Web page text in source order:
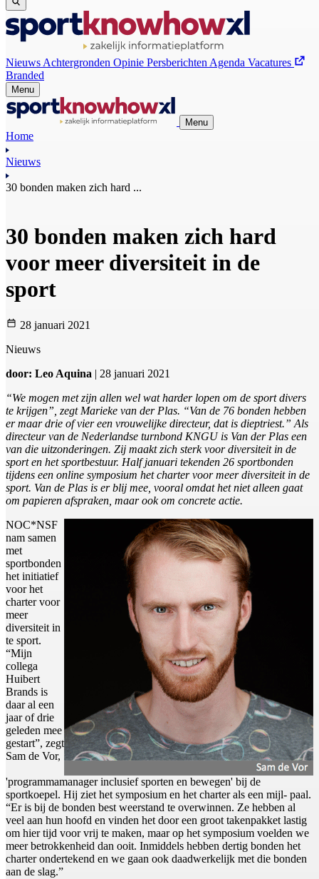
Nieuws Achtergronden Opinie Persberichten Agenda Vacatures
Branded
Menu
Menu
Home
Nieuws
30 bonden maken zich hard ...
30 bonden maken zich hard
voor meer diversiteit in de
sport
28 januari 2021
Nieuws
door: Leo Aquina | 28 januari 2021
“We mogen met zijn allen wel wat harder lopen om de sport divers
te krijgen”, zegt Marieke van der Plas. “Van de 76 bonden hebben
er maar drie of vier een vrouwelijke directeur, dat is dieptriest.” Als
directeur van de Nederlandse turnbond KNGU is Van der Plas een
van die uitzonderingen. Zij maakt zich sterk voor diversiteit in de
sport en het sportbestuur. Half januari tekenden 26 sportbonden
tijdens een online symposium het charter voor meer diversiteit in de
sport. Van de Plas is er blij mee, vooral omdat het niet alleen gaat
om papieren afspraken, maar ook om concrete actie.
NOC*NSF
nam samen
met
sportbonden
het initiatief
voor het
charter voor
meer
diversiteit in
te sport.
“Mijn
collega
Huibert
Brands is
daar al een
jaar of drie
geleden mee
gestart”, zegt
Sam de Vor,
'programmamanager inclusief sporten en bewegen' bij de
sportkoepel. Hij ziet het symposium en het charter als een mijl- paal.
“Er is bij de bonden best weerstand te overwinnen. Ze hebben al
veel aan hun hoofd en vinden het door een groot takenpakket lastig
om hier tijd voor vrij te maken, maar op het symposium voelden we
meer betrokkenheid dan ooit. Inmiddels hebben dertig bonden het
charter ondertekend en we gaan ook daadwerkelijk met die bonden
aan de slag.”